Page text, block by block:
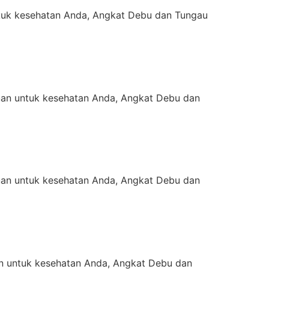
kesehatan Anda, Angkat Debu dan Tungau
untuk kesehatan Anda, Angkat Debu dan
untuk kesehatan Anda, Angkat Debu dan
untuk kesehatan Anda, Angkat Debu dan